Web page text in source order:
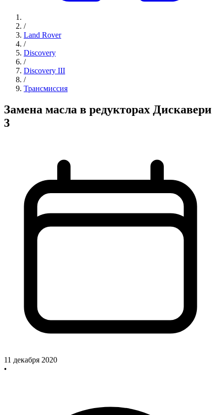
/
Land Rover
/
Discovery
/
Discovery III
/
Трансмиссия
Замена масла в редукторах Дискавери
3
11 декабря 2020
•